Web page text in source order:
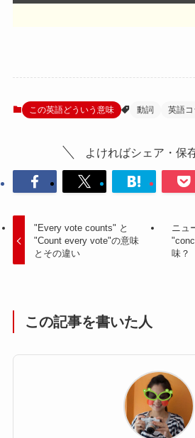
この英語どういう意味 動詞 英語コ
よければシェア・保
"Every vote counts" と
"Count every vote"の意味
とその違い
ニュ
味？
この記事を書いた人